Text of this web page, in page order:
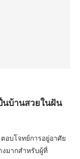
นบ้านสวยในฝัน
อบโจทย์การอยู่อาศัย
งมากสำหรับผู้ที่